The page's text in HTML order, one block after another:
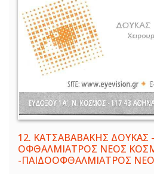
12. ΚΑΤΣΑΒΑΒΑΚΗΣ ΔΟΥΚΑΣ
ΟΦΘΑΛΜΙΑΤΡΟΣ ΝΕΟΣ
-ΠΑΙΔΟΟΦΘΑΛΜΙΑΤΡΟΣ